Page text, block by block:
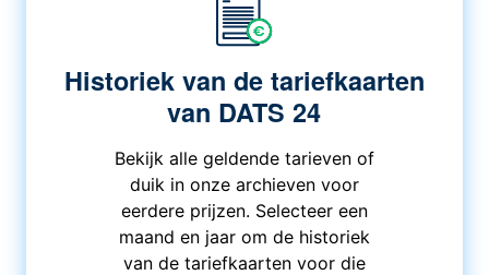
Historiek van de tariefkaarten
van DATS 24
Bekijk alle geldende tarieven of
duik in onze archieven voor
eerdere prijzen. Selecteer een
maand en jaar om de historiek
van de tariefkaarten voor die